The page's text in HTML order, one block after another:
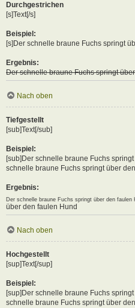
Durchgestrichen
[s]Text[/s]
Beispiel:
[s]Der schnelle braune Fuchs springt
Ergebnis:
Der schnelle braune Fuchs springt
Nach oben
Tiefgestellt
[sub]Text[/sub]
Beispiel:
[sub]Der schnelle braune Fuchs
schnelle braune Fuchs springt über
Ergebnis:
Der schnelle braune Fuchs springt über den faulen
über den faulen Hund
Nach oben
Hochgestellt
[sup]Text[/sup]
Beispiel:
[sup]Der schnelle braune Fuchs
schnelle braune Fuchs springt über